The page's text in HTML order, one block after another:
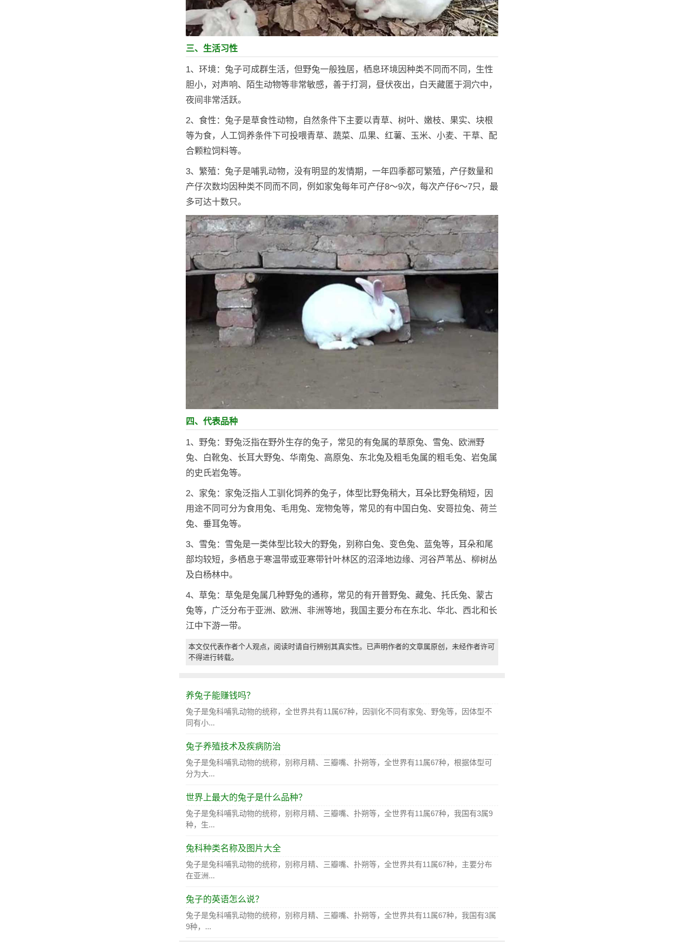
三、生活习性
1、环境：兔子可成群生活，但野兔一般独居，栖息环境因种类不同而不同，生性
胆小，对声响、陌生动物等非常敏感，善于打洞，昼伏夜出，白天藏匿于洞穴中，
夜间非常活跃。
2、食性：兔子是草食性动物，自然条件下主要以青草、树叶、嫩枝、果实、块根
等为食，人工饲养条件下可投喂青草、蔬菜、瓜果、红薯、玉米、小麦、干草、配
合颗粒饲料等。
3、繁殖：兔子是哺乳动物，没有明显的发情期，一年四季都可繁殖，产仔数量和
产仔次数均因种类不同而不同，例如家兔每年可产仔8～9次，每次产仔6～7只，最
多可达十数只。
四、代表品种
1、野兔：野兔泛指在野外生存的兔子，常见的有兔属的草原兔、雪兔、欧洲野
兔、白靴兔、长耳大野兔、华南兔、高原兔、东北兔及粗毛兔属的粗毛兔、岩兔属
的史氏岩兔等。
2、家兔：家兔泛指人工驯化饲养的兔子，体型比野兔稍大，耳朵比野兔稍短，因
用途不同可分为食用兔、毛用兔、宠物兔等，常见的有中国白兔、安哥拉兔、荷兰
兔、垂耳兔等。
3、雪兔：雪兔是一类体型比较大的野兔，别称白兔、变色兔、蓝兔等，耳朵和尾
部均较短，多栖息于寒温带或亚寒带针叶林区的沼泽地边缘、河谷芦苇丛、柳树丛
及白杨林中。
4、草兔：草兔是兔属几种野兔的通称，常见的有开普野兔、藏兔、托氏兔、蒙古
兔等，广泛分布于亚洲、欧洲、非洲等地，我国主要分布在东北、华北、西北和长
江中下游一带。
本文仅代表作者个人观点，阅读时请自行辨别其真实性。已声明作者的文章属原创，未经作者许可
不得进行转载。
养兔子能赚钱吗？
兔子是兔科哺乳动物的统称，全世界共有11属67种，因驯化不同有家兔、野兔等，因体型不
同有小...
兔子养殖技术及疾病防治
兔子是兔科哺乳动物的统称，别称月精、三瓣嘴、扑朔等，全世界有11属67种，根据体型可
分为大...
世界上最大的兔子是什么品种？
兔子是兔科哺乳动物的统称，别称月精、三瓣嘴、扑朔等，全世界有11属67种，我国有3属9
种，生...
兔科种类名称及图片大全
兔子是兔科哺乳动物的统称，别称月精、三瓣嘴、扑朔等，全世界共有11属67种，主要分布
在亚洲...
兔子的英语怎么说？
兔子是兔科哺乳动物的统称，别称月精、三瓣嘴、扑朔等，全世界共有11属67种，我国有3属
9种，...